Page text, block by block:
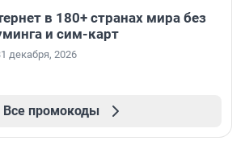
в 180+ странах мира без
и сим-карт
декабря, 2026
Все промокоды